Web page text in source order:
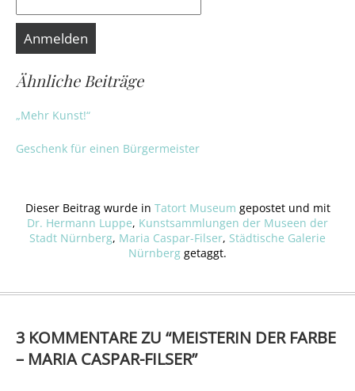
Ähnliche Beiträge
„Mehr Kunst!“
Geschenk für einen Bürgermeister
Dieser Beitrag wurde in Tatort Museum gepostet und mit
Dr. Hermann Luppe, Kunstsammlungen der Museen der
Stadt Nürnberg, Maria Caspar-Filser, Städtische Galerie
Nürnberg getaggt.
3 KOMMENTARE ZU “MEISTERIN DER FARBE
– MARIA CASPAR-FILSER”